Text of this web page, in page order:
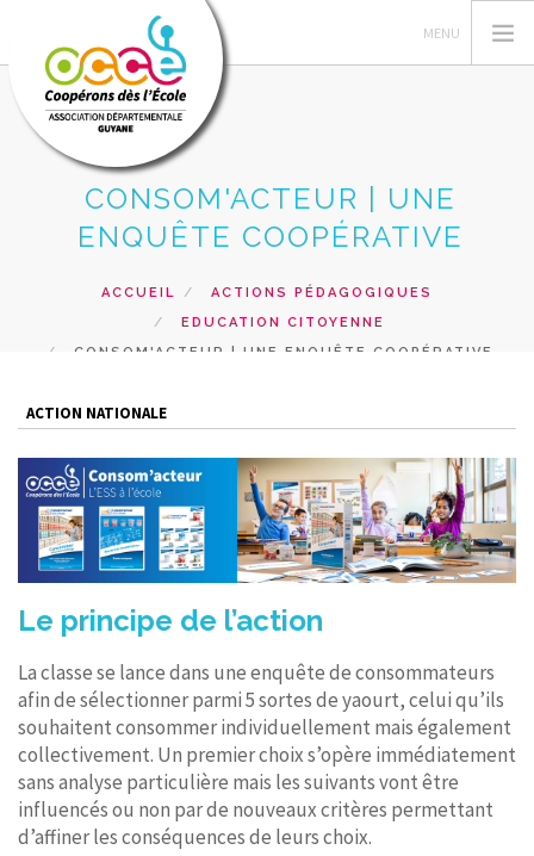
GERER SA COOPERATIVE
ACTIONS PÉDAGOGIQUES
PRETS ET SERVICES
CONTACT
CONSOM'ACTEUR | UNE
ENQUÊTE COOPÉRATIVE
ACCUEIL
ACTIONS PÉDAGOGIQUES
EDUCATION CITOYENNE
CONSOM'ACTEUR | UNE ENQUÊTE COOPÉRATIVE
ACTION NATIONALE
Le principe de l’action
La classe se lance dans une enquête de consommateurs
afin de sélectionner parmi 5 sortes de yaourt, celui qu’ils
souhaitent consommer individuellement mais également
collectivement. Un premier choix s’opère immédiatement
sans analyse particulière mais les suivants vont être
influencés ou non par de nouveaux critères permettant
d’affiner les conséquences de leurs choix.